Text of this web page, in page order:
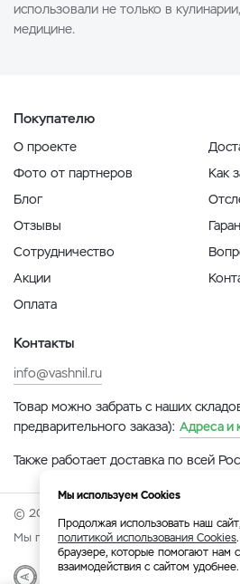
использовали не только в
медицине.
Покупателю
О проекте
Фото от партнеров
Блог
Отзывы
Сотрудничество
Акции
Оплата
Как
Контакты
info@vashnil.ru
Товар можно забрать с наших
предварительного заказа): Адреса и
Также работает доставка по всей
© 2026 Онлайн-ярмарка ВАСХНиЛ.
Мы принимаем:
Разработка Веб-аналитика
Мы используем Cookies
Продолжая использовать наш
политикой использования Cookies
браузере, которые помогают нам
взаимодействия с сайтом удобнее.